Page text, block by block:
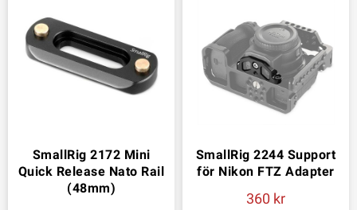
SmallRig 2172 Mini
Quick Release Nato Rail
(48mm)
SmallRig 2244 Support
för Nikon FTZ Adapter
360